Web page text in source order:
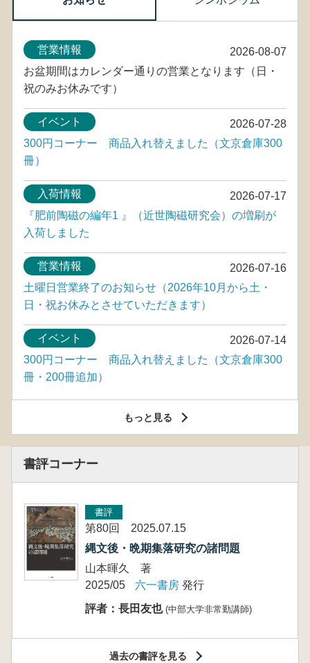
2026-08-07
営業情報
お盆期間はカレンダー通りの営業となります（日・
祝のみお休みです）
2026-07-28
イベント
300円コーナー 商品入れ替えました（文京倉庫300
冊）
2026-07-17
入荷情報
『肥前陶磁の編年1 』（近世陶磁研究会）の増刷が
入荷しました
2026-07-16
営業情報
土曜日営業終了のお知らせ（2026年10月から土・
日・祝お休みとさせていただきます）
2026-07-14
イベント
300円コーナー 商品入れ替えました（文京倉庫300
冊・200冊追加）
もっと見る
書評コーナー
書評
第80回 2025.07.15
縄文後・晩期集落研究の諸問題
山本暉久 著
2025/05
六一書房 発行
評者：長田友也 (中部大学非常勤講師)
過去の書評を見る